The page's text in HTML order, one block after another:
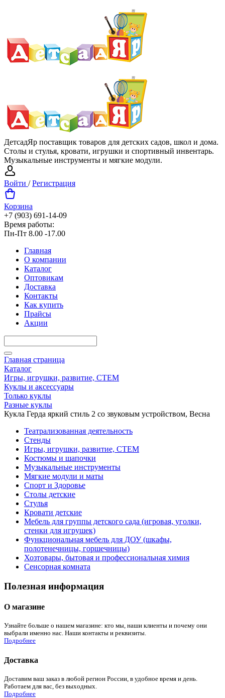
ДетсадЯр поставщик товаров для детских садов, школ и дома.
Столы и стулья, кровати, игрушки и спортивный инвентарь.
Музыкальные инструменты и мягкие модули.
Войти /Регистрация
Корзина
+7 (903) 691-14-09
Время работы:
Пн-Пт 8.00 -17.00
Главная
О компании
Каталог
Оптовикам
Доставка
Контакты
Как купить
Прайсы
Акции
Главная страница
Каталог
Игры, игрушки, развитие, СТЕМ
Куклы и аксессуары
Только куклы
Разные куклы
Кукла Герда яркий стиль 2 со звуковым устройством, Весна
Театрализованная деятельность
Стенды
Игры, игрушки, развитие, СТЕМ
Костюмы и шапочки
Музыкальные инструменты
Мягкие модули и маты
Спорт и Здоровье
Столы детские
Стулья
Кровати детские
Мебель для группы детского сада (игровая, уголки,
стенки для игрушек)
Функциональная мебель для ДОУ (шкафы,
полотенечницы, горшечницы)
Хозтовары, бытовая и профессиональная химия
Сенсорная комната
Полезная информация
О магазине
Узнайте больше о нашем магазине: кто мы, наши клиенты и почему они
выбрали именно нас. Наши контакты и реквизиты.
Подробнее
Доставка
Доставим ваш заказ в любой регион России, в удобное время и день.
Работаем для вас, без выходных.
Подробнее